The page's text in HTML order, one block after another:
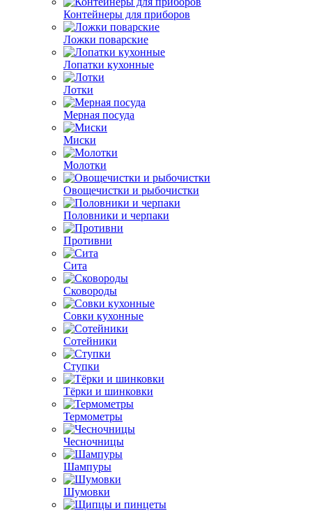
Контейнеры для приборов
Ложки поварские
Лопатки кухонные
Лотки
Мерная посуда
Миски
Молотки
Овощечистки и рыбочистки
Половники и черпаки
Противни
Сита
Сковороды
Совки кухонные
Сотейники
Ступки
Тёрки и шинковки
Термометры
Чесночницы
Шампуры
Шумовки